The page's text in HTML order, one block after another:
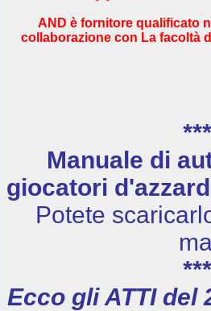
AND è fornitore qualificato
collaborazione con La facoltà
Manuale di
giocatori
Potete
Ecco gli ATTI del